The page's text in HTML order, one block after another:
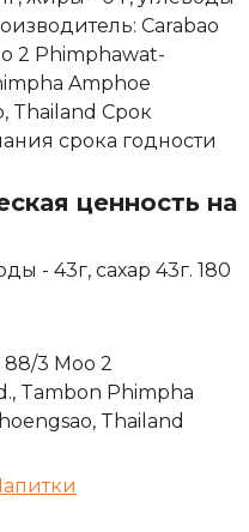
Carabao
2 Phimphawat-
Amphoe
Thailand Срок
срока годности
ценность на
- 43г, сахар 43г. 180
88/3 Moo 2
Tambon Phimpha
Thailand